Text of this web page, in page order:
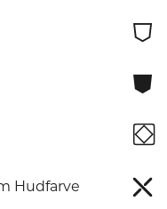
Hudfarve
⛉
⛊
⛋
⛌